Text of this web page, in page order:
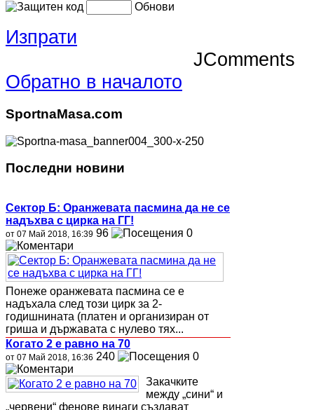
Обнови
Изпрати
JComments
Обратно в началото
SportnaMasa.com
Последни новини
Сектор Б: Оранжевата пасмина да не се
надъхва с цирка на ГГ!
от 07 Май 2018, 16:39 96 0
Понеже оранжевата пасмина се е
надъхала след този цирк за 2-
годишнината (платен и организиран от
гриша и държавата с нулево тях...
Когато 2 е равно на 70
от 07 Май 2018, 16:36 240 0
Закачките
между „сини“ и
„червени“ фенове винаги създават